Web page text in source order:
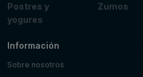
Postres y
yogures
Zumos
Información
Sobre nosotros